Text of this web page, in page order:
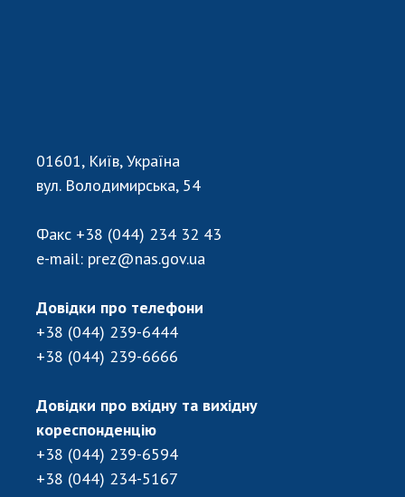
01601, Київ, Україна
вул. Володимирська, 54
Факс +38 (044) 234 32 43
e-mail: prez@nas.gov.ua
Довідки про телефони
+38 (044) 239-6444
+38 (044) 239-6666
Довідки про вхідну та вихідну
кореспонденцію
+38 (044) 239-6594
+38 (044) 234-5167